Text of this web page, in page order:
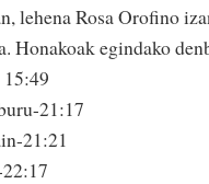
lehena Rosa Orofino
Honakoak egindako
21:17
21:21